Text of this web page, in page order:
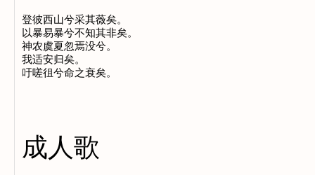
登彼西山兮采其薇矣。
以暴易暴兮不知其非矣。
神农虞夏忽焉没兮。
我适安归矣。
成人歌